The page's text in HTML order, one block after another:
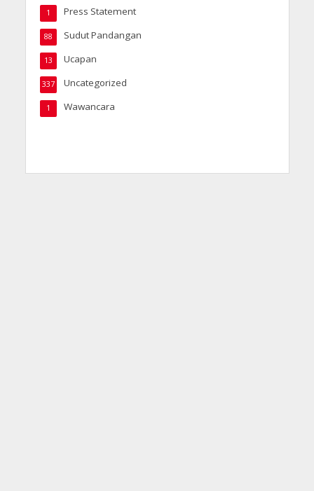
Press Statement
1
Sudut Pandangan
88
Ucapan
13
Uncategorized
337
Wawancara
1